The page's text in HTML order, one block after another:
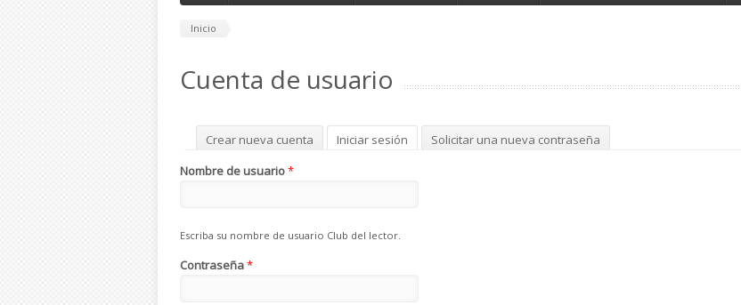
Inicio
Cuenta de usuario
Solapas principales
Crear nueva cuenta Iniciar sesión (solapa activa)
Solicitar una nueva contraseña
Nombre de usuario*
Escriba su nombre de usuario Club del lector.
Contraseña*